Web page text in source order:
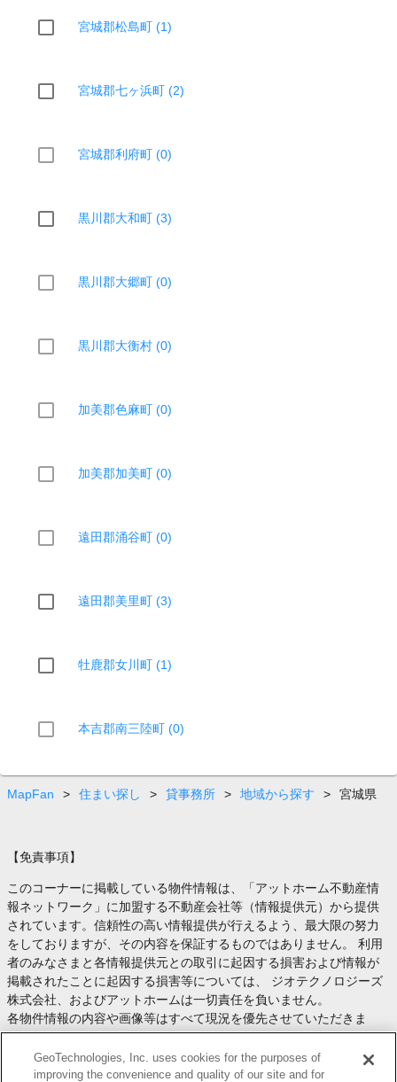
宮城郡松島町 (1)
宮城郡七ヶ浜町 (2)
宮城郡利府町 (0)
黒川郡大和町 (3)
黒川郡大郷町 (0)
黒川郡大衡村 (0)
加美郡色麻町 (0)
加美郡加美町 (0)
遠田郡涌谷町 (0)
遠田郡美里町 (3)
牡鹿郡女川町 (1)
本吉郡南三陸町 (0)
MapFan > 住まい探し > 貸事務所 > 地域から探す > 宮城県
【免責事項】
このコーナーに掲載している物件情報は、「アットホーム不動産情
報ネットワーク」に加盟する不動産会社等（情報提供元）から提供
されています。信頼性の高い情報提供が行えるよう、最大限の努力
をしておりますが、その内容を保証するものではありません。 利用
者のみなさまと各情報提供元との取引に起因する損害および情報が
掲載されたことに起因する損害等については、 ジオテクノロジーズ
株式会社、およびアットホームは一切責任を負いません。
各物件情報の内容や画像等はすべて現況を優先させていただきま
す。
お取引等（お取引の準備、資金調達等を含みます）の際には、内容
や契約条件等について、 各情報提供元より十分な説明を受け、ご自
GeoTechnologies, Inc. uses cookies for the purposes of
improving the convenience and quality of our site and for